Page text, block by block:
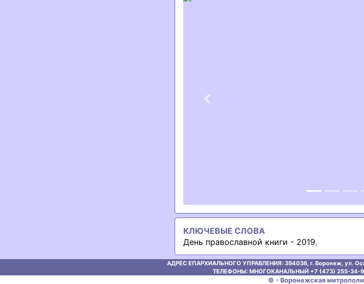
Previous
КЛЮЧЕВЫЕ СЛОВА
День православной книги - 2019,
АДРЕС ЕПАРХИАЛЬНОГО УПРАВЛЕНИЯ: 394036, г. Воронеж, ул.
ТЕЛЕФОНЫ: МНОГОКАНАЛЬНЫЙ +7 (473) 255-34-
© - Воронежская